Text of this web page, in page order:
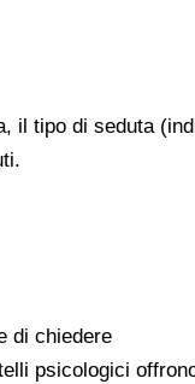
il tipo di seduta
di chiedere
psicologici